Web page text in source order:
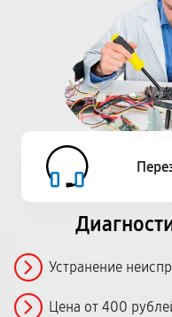
Устранение
Цена от 400